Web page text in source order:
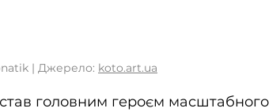
| Джерело: koto.art.ua
головним героєм масштабного